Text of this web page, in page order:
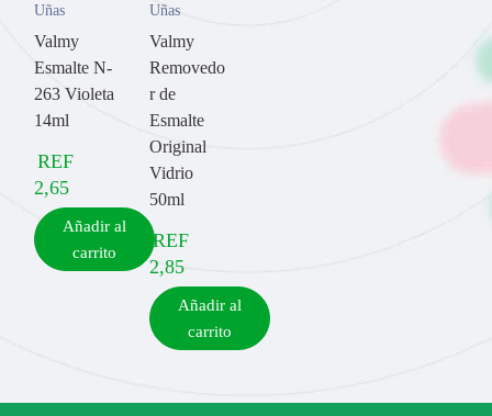
Uñas
Valmy
Esmalte N-
263 Violeta
14ml
REF
2,65
Añadir al
carrito
Uñas
Valmy
Removedo
r de
Esmalte
Original
Vidrio
50ml
REF
2,85
Añadir al
carrito